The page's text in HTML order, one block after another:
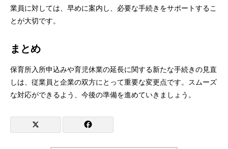
業員に対しては、早めに案内し、必要な手続きをサポートするこ
とが大切です。
まとめ
保育所入所申込みや育児休業の延長に関する新たな手続きの見直
しは、従業員と企業の双方にとって重要な変更点です。スムーズ
な対応ができるよう、今後の準備を進めていきましょう。